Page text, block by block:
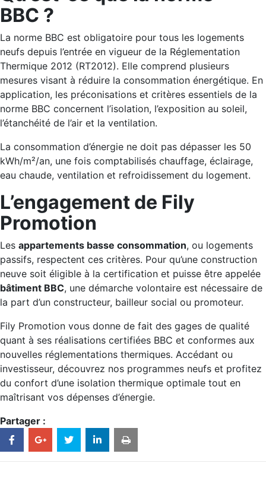
BBC ?
La norme BBC est obligatoire pour tous les logements
neufs depuis l’entrée en vigueur de la Réglementation
Thermique 2012 (RT2012). Elle comprend plusieurs
mesures visant à réduire la consommation énergétique. En
application, les préconisations et critères essentiels de la
norme BBC concernent l’isolation, l’exposition au soleil,
l’étanchéité de l’air et la ventilation.
La consommation d’énergie ne doit pas dépasser les 50
kWh/m²/an, une fois comptabilisés chauffage, éclairage,
eau chaude, ventilation et refroidissement du logement.
L’engagement de Fily
Promotion
Les appartements basse consommation, ou logements
passifs, respectent ces critères. Pour qu’une construction
neuve soit éligible à la certification et puisse être appelée
bâtiment BBC, une démarche volontaire est nécessaire de
la part d’un constructeur, bailleur social ou promoteur.
Fily Promotion vous donne de fait des gages de qualité
quant à ses réalisations certifiées BBC et conformes aux
nouvelles réglementations thermiques. Accédant ou
investisseur, découvrez nos programmes neufs et profitez
du confort d’une isolation thermique optimale tout en
maîtrisant vos dépenses d’énergie.
Partager :